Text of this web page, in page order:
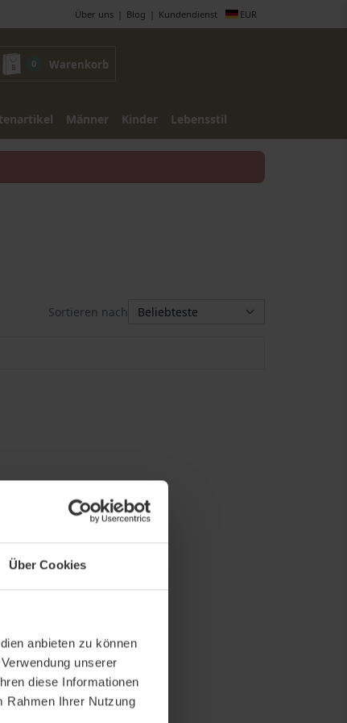
Über Cookies
anbieten zu können
unserer
diese Informationen
Rahmen Ihrer Nutzung
EUR
Über uns Blog Kundendienst
0 Warenkorb
Männer Kinder Lebensstil
Sortieren nach